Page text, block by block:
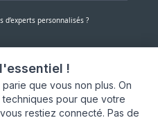
!
que vous non plus. On
pour que votre
restiez connecté. Pas de
personnalisés ?
du lundi au vendredi de 7h30 à 16h